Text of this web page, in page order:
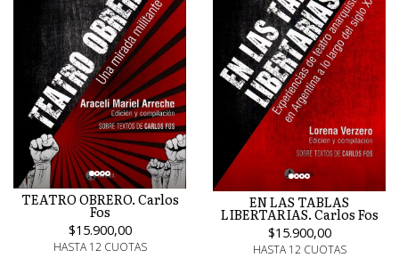
TEATRO OBRERO. Carlos
Fos
$15.900,00
HASTA 12 CUOTAS
EN LAS TABLAS
LIBERTARIAS. Carlos Fos
$15.900,00
HASTA 12 CUOTAS